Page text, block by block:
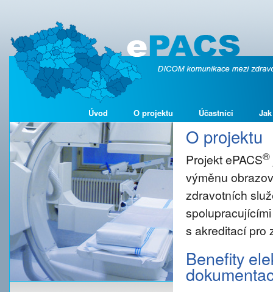
Úvod O projektu Účastníci
O projektu
Projekt ePACS®
výměnu
zdravotních
s akreditací pro
Benefity